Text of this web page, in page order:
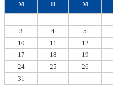
M D M
3
4 5
10
11 12
17
18 19
24
25 26
31